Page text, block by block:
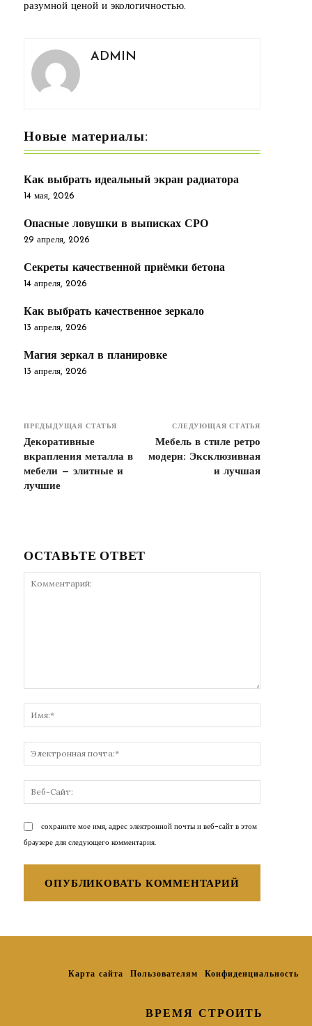
разумной ценой и экологичностью.
ADMIN
Новые материалы:
Как выбрать идеальный экран радиатора
14 мая, 2026
Опасные ловушки в выписках СРО
29 апреля, 2026
Секреты качественной приёмки бетона
14 апреля, 2026
Как выбрать качественное зеркало
13 апреля, 2026
Магия зеркал в планировке
13 апреля, 2026
ПРЕДЫДУЩАЯ СТАТЬЯ
Декоративные
вкрапления металла в
мебели — элитные и
лучшие
СЛЕДУЮЩАЯ СТАТЬЯ
Мебель в стиле ретро
модерн: Эксклюзивная
и лучшая
ОСТАВЬТЕ ОТВЕТ
почта:*
Сайт:
сохраните мое имя, адрес электронной почты и веб-сайт в этом
браузере для следующего комментария.
Карта сайта Пользователям Конфиденциальность
ВРЕМЯ СТРОИТЬ